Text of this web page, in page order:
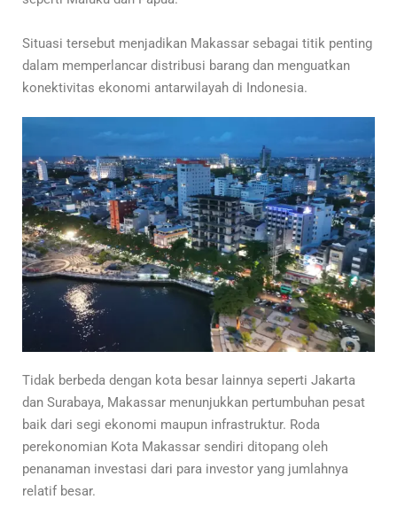
Situasi tersebut menjadikan Makassar sebagai titik penting
dalam memperlancar distribusi barang dan menguatkan
konektivitas ekonomi antarwilayah di Indonesia.
Tidak berbeda dengan kota besar lainnya seperti Jakarta
dan Surabaya, Makassar menunjukkan pertumbuhan pesat
baik dari segi ekonomi maupun infrastruktur. Roda
perekonomian Kota Makassar sendiri ditopang oleh
penanaman investasi dari para investor yang jumlahnya
relatif besar.